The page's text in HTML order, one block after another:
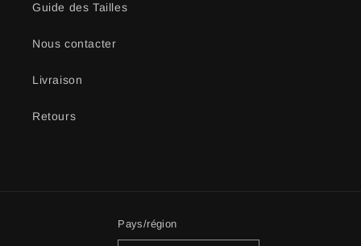
Guide des Tailles
Nous contacter
Livraison
Retours
Pays/région